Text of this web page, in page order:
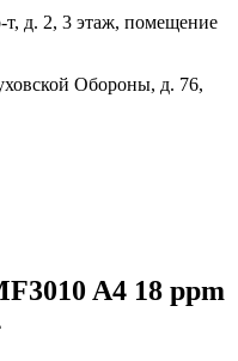
д. 2, 3 этаж, помещение
Обороны, д. 76,
A4 18 ppm